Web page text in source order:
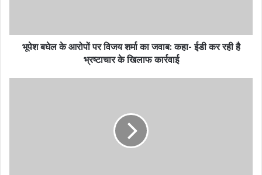
भूपेश बघेल के आरोपों पर विजय शर्मा का जवाब: कहा- ईडी कर रही है
भ्रष्टाचार के खिलाफ कार्रवाई